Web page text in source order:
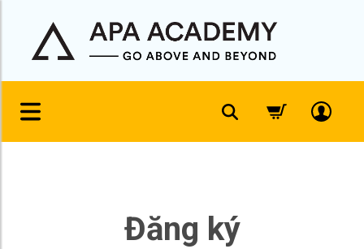
Đăng ký